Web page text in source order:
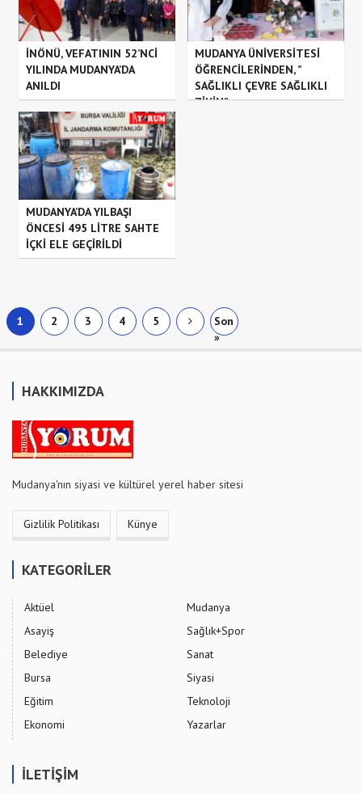
İNÖNÜ, VEFATININ 52’NCİ
YILINDA MUDANYA’DA
ANILDI
MUDANYA ÜNİVERSİTESİ
ÖĞRENCİLERİNDEN, ”
SAĞLIKLI ÇEVRE SAĞLIKLI
ZİHİN”
MUDANYA’DA YILBAŞI
ÖNCESİ 495 LİTRE SAHTE
İÇKİ ELE GEÇİRİLDİ
1 2 3 4 5
Son
»
HAKKIMIZDA
Mudanya'nın siyasi ve kültürel yerel haber sitesi
Gizlilik Politikası Künye
KATEGORİLER
Aktüel
Asayiş
Belediye
Bursa
Eğitim
Ekonomi
Mudanya
Sağlık+Spor
Sanat
Siyasi
Teknoloji
Yazarlar
İLETİŞİM